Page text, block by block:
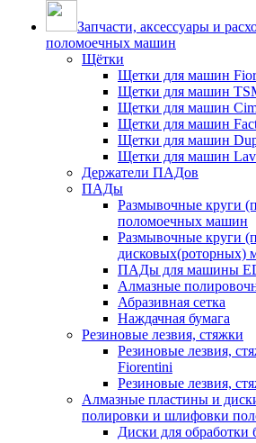
Запчасти, аксессуары и
поломоечных машин
Щётки
Щетки для машин
Щетки для машин
Щетки для машин
Щетки для машин
Щетки для машин
Щетки для машин
Держатели ПАДов
ПАДы
Размывочные круги
поломоечных машин
Размывочные круги
дисковых(роторных)
ПАДы для машины
Алмазные
Абразивная сетка
Наждачная бумага
Резиновые лезвия, стяжки
Резиновые лезвия,
Fiorentini
Резиновые лезвия,
Алмазные пластины и
полировки и шлифовки
Диски для обработки